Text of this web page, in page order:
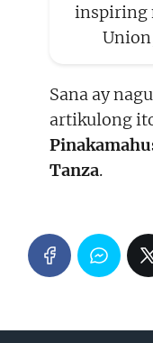
inspiring
Sana ay
artikulong
Tanza.